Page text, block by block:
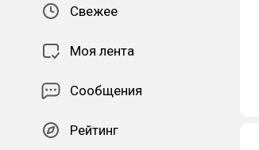
Свежее
Моя лента
Сообщения
Рейтинг